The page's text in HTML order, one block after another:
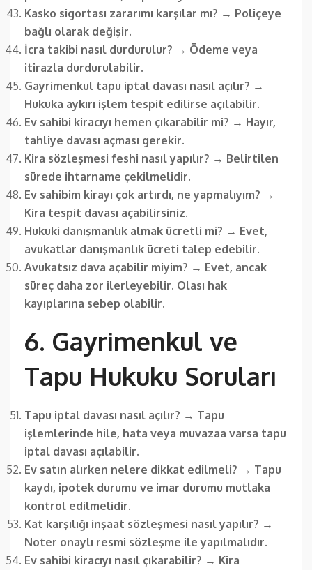
Kasko sigortası zararımı karşılar mı? → Poliçeye
bağlı olarak değişir.
İcra takibi nasıl durdurulur? → Ödeme veya
itirazla durdurulabilir.
Gayrimenkul tapu iptal davası nasıl açılır? →
Hukuka aykırı işlem tespit edilirse açılabilir.
Ev sahibi kiracıyı hemen çıkarabilir mi? → Hayır,
tahliye davası açması gerekir.
Kira sözleşmesi feshi nasıl yapılır? → Belirtilen
sürede ihtarname çekilmelidir.
Ev sahibim kirayı çok artırdı, ne yapmalıyım? →
Kira tespit davası açabilirsiniz.
Hukuki danışmanlık almak ücretli mi? → Evet,
avukatlar danışmanlık ücreti talep edebilir.
Avukatsız dava açabilir miyim? → Evet, ancak
süreç daha zor ilerleyebilir. Olası hak
kayıplarına sebep olabilir.
6. Gayrimenkul ve
Tapu Hukuku Soruları
Tapu iptal davası nasıl açılır? → Tapu
işlemlerinde hile, hata veya muvazaa varsa tapu
iptal davası açılabilir.
Ev satın alırken nelere dikkat edilmeli? → Tapu
kaydı, ipotek durumu ve imar durumu mutlaka
kontrol edilmelidir.
Kat karşılığı inşaat sözleşmesi nasıl yapılır? →
Noter onaylı resmi sözleşme ile yapılmalıdır.
Ev sahibi kiracıyı nasıl çıkarabilir? → Kira